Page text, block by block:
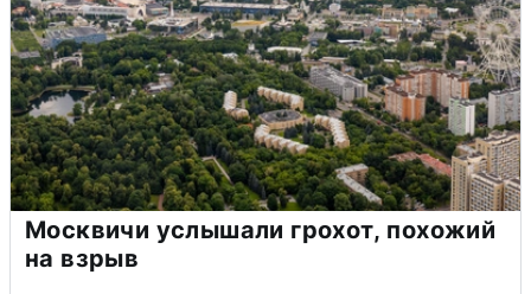
Москвичи услышали грохот, похожий
на взрыв